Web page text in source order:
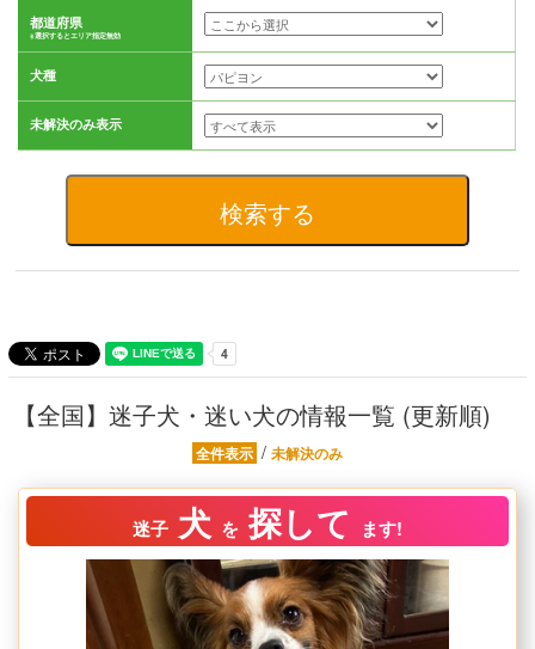
都道府県
※選択するとエリア指定無効
犬種
未解決のみ表示
【全国】迷子犬・迷い犬の情報一覧 (更新順)
全件表示 / 未解決のみ
迷子 犬 を 探して ます!